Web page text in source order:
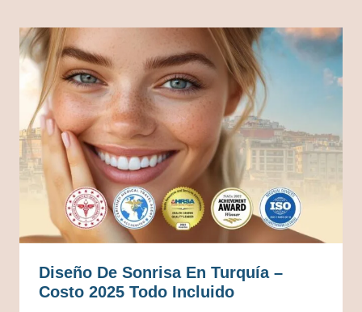
Diseño De Sonrisa En Turquía –
Costo 2025 Todo Incluido